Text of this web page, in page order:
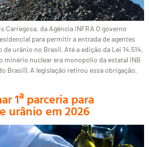
Carregosa, da Agência iNFRA O governo
para permitir a entrada de agentes
de urânio no Brasil. Até a edição da Lei 14.514,
minério nuclear era monopólio da estatal INB
Brasil). A legislação retirou essa obrigação,
1ª parceria para
urânio em 2026